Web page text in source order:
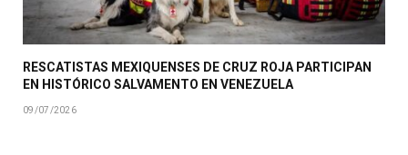
RESCATISTAS MEXIQUENSES DE CRUZ ROJA PARTICIPAN
EN HISTÓRICO SALVAMENTO EN VENEZUELA
09/07/2026